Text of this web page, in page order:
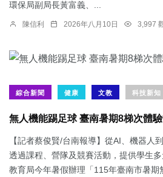
環保局副局長黃富義、...
陳信利 2026年八月10日 3,997
綜合新聞 健康 文教 科技新知
無人機能踢足球 臺南暑期8梯次體
【記者蔡俊賢/台南報導】從AI、機器人
透過課程、營隊及競賽活動，提供學生多
教育局今年暑假辦理「115年臺南市暑期